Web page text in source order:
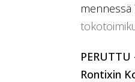
mennessä
Rontixin